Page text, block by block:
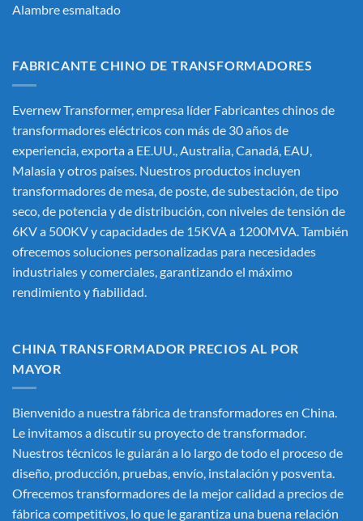
Alambre esmaltado
FABRICANTE CHINO DE TRANSFORMADORES
Evernew Transformer, empresa líder Fabricantes chinos de
transformadores eléctricoscon más de 30 años de
experiencia, exporta a EE.UU., Australia, Canadá, EAU,
Malasia y otros países. Nuestros productos incluyen
transformadores de mesa, de poste, de subestación, de tipo
seco, de potencia y de distribución, con niveles de tensión de
6KV a 500KV y capacidades de 15KVA a 1200MVA. También
ofrecemos soluciones personalizadas para necesidades
industriales y comerciales, garantizando el máximo
rendimiento y fiabilidad.
CHINA TRANSFORMADOR PRECIOS AL POR
MAYOR
Bienvenido a nuestra fábrica de transformadores en China.
Le invitamos a discutir su proyecto de transformador.
Nuestros técnicos le guiarán a lo largo de todo el proceso de
diseño, producción, pruebas, envío, instalación y posventa.
Ofrecemos transformadores de la mejor calidad a precios de
fábrica competitivos, lo que le garantiza una buena relación